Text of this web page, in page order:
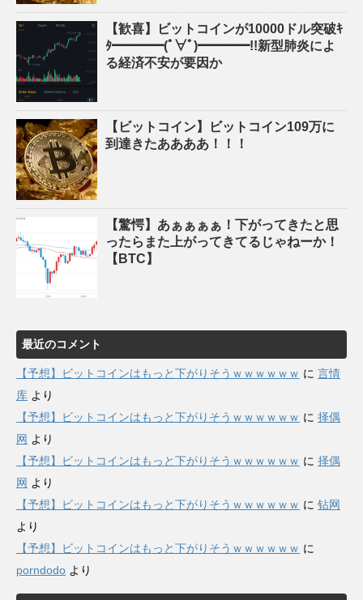
【歓喜】ビットコインが10000ドル突破ｷ
ﾀ━━━━(ﾟ∀ﾟ)━━━━!!新型肺炎によ
る経済不安が要因か
【ビットコイン】ビットコイン109万に
到達きたああああ！！！
【驚愕】あぁぁぁぁ！下がってきたと思
ったらまた上がってきてるじゃねーか！
【BTC】
最近のコメント
【予想】ビットコインはもっと下がりそうｗｗｗｗｗｗ に 言情
库 より
【予想】ビットコインはもっと下がりそうｗｗｗｗｗｗ に 择偶
网 より
【予想】ビットコインはもっと下がりそうｗｗｗｗｗｗ に 择偶
网 より
【予想】ビットコインはもっと下がりそうｗｗｗｗｗｗ に 钻网
より
【予想】ビットコインはもっと下がりそうｗｗｗｗｗｗ に
porndodo より